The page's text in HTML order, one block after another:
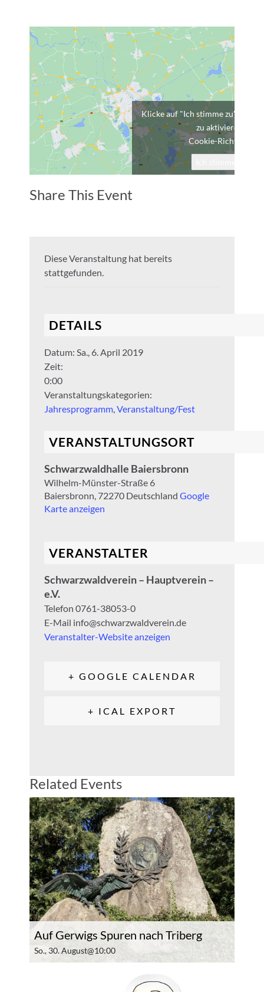
Klicke auf "Ich stimme zu", um
zu aktivieren
Cookie-Richtlinie
Share This Event
Diese Veranstaltung hat bereits
stattgefunden.
DETAILS
Datum: Sa., 6. April 2019
Zeit:
0:00
Veranstaltungskategorien:
Jahresprogramm Veranstaltung/Fest
VERANSTALTUNGSORT
Schwarzwaldhalle Baiersbronn
Wilhelm-Münster-Straße 6
Baiersbronn 72270 Deutschland Google
Karte anzeigen
VERANSTALTER
Schwarzwaldverein – Hauptverein –
e.V.
Telefon 0761-38053-0
E-Mail info@schwarzwaldverein.de
Veranstalter-Website anzeigen
+ GOOGLE CALENDAR
+ ICAL EXPORT
Related Events
Auf Gerwigs Spuren nach Triberg
So., 30. August@10:00